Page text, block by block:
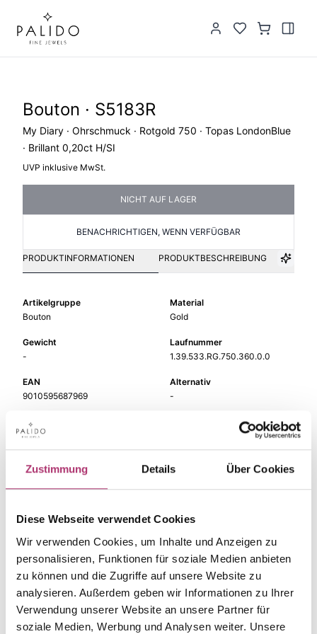
Zustimmung Details Über Cookies
Diese Webseite verwendet Cookies
Wir verwenden Cookies, um Inhalte und Anzeigen zu
personalisieren, Funktionen für soziale Medien anbieten
zu können und die Zugriffe auf unsere Website zu
analysieren. Außerdem geben wir Informationen zu Ihrer
Verwendung unserer Website an unsere Partner für
soziale Medien, Werbung und Analysen weiter. Unsere
Bouton · S5183R
My Diary · Ohrschmuck · Rotgold 750 · Topas LondonBlue
· Brillant 0,20ct H/SI
UVP inklusive MwSt.
NICHT AUF LAGER
BENACHRICHTIGEN, WENN VERFÜGBAR
PRODUKTINFORMATIONEN PRODUKTBESCHREIBUNG
Artikelgruppe
Bouton
Material
Gold
Gewicht
-
Laufnummer
1.39.533.RG.750.360.0.0
EAN
9010595687969
Alternativ
-
Feingehalt
750
blau
Farbstein
Topas LB
-
Die passenden Stücke